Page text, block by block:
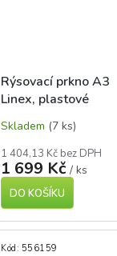
Rýsovací prkno A3
Linex, plastové
Skladem (7 ks)
1 404,13 Kč bez DPH
1 699 Kč / ks
DO KOŠÍKU
Kód: 556159